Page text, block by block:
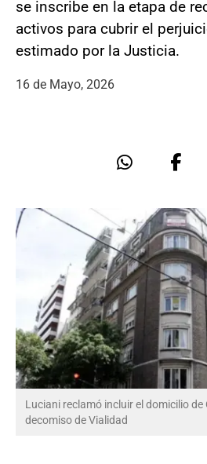
se inscribe en la etapa de
activos para cubrir el
estimado por la Justicia.
16 de Mayo, 2026
Luciani reclamó incluir el domicilio de
decomiso de Vialidad